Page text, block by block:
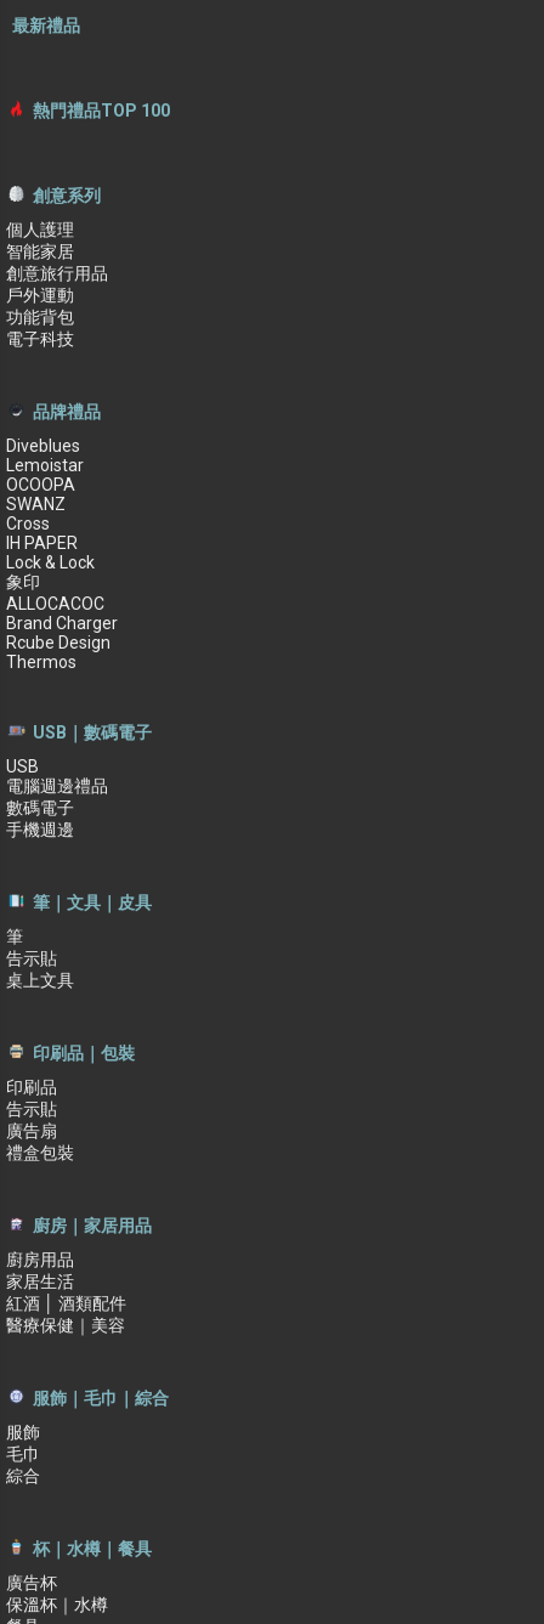
最新禮品
熱門禮品TOP 100
創意系列
個人護理
智能家居
創意旅行用品
戶外運動
功能背包
電子科技
品牌禮品
Diveblues
Lemoistar
OCOOPA
SWANZ
Cross
IH PAPER
Lock & Lock
象印
ALLOCACOC
Brand Charger
Rcube Design
Thermos
USB｜數碼電子
USB
電腦週邊禮品
數碼電子
手機週邊
筆｜文具｜皮具
筆
告示貼
桌上文具
印刷品｜包裝
印刷品
告示貼
廣告扇
禮盒包裝
廚房｜家居用品
廚房用品
家居生活
紅酒 │ 酒類配件
醫療保健｜美容
服飾｜毛巾｜綜合
服飾
毛巾
綜合
杯｜水樽｜餐具
廣告杯
保溫杯｜水樽